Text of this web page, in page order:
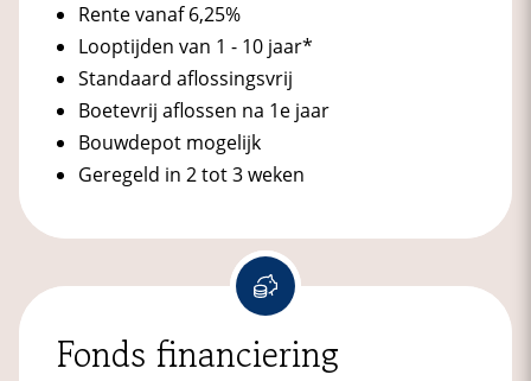
Rente vanaf 6,25%
Looptijden van 1 - 10 jaar*
Standaard aflossingsvrij
Boetevrij aflossen na 1e jaar
Bouwdepot mogelijk
Geregeld in 2 tot 3 weken
Fonds financiering